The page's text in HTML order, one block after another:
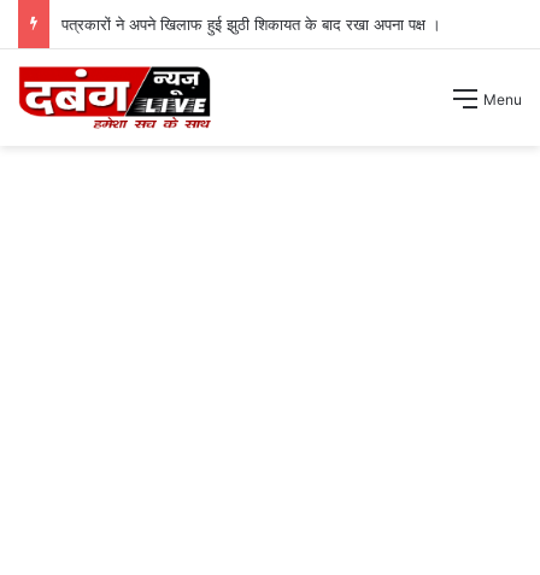
पत्रकारों ने अपने खिलाफ हुई झुठी शिकायत के बाद रखा अपना पक्ष ।
Menu